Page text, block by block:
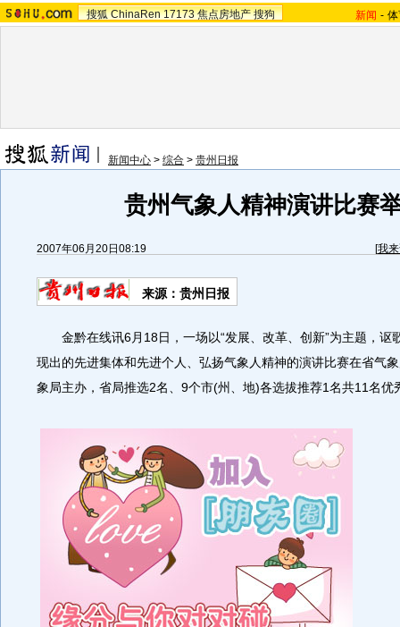
搜狐 ChinaRen 17173 焦点房地产 搜狗 新闻 -
新闻中心 > 综合 > 贵州日报
贵州气象人精神演讲比赛
2007年06月20日08:19 [我
来源：贵州日报
金黔在线讯6月18日，一场以“发展、改革、创新”为主题，讴
现出的先进集体和先进个人、弘扬气象人精神的演讲比赛在省气
象局主办，省局推选2名、9个市(州、地)各选拔推荐1名共11名优